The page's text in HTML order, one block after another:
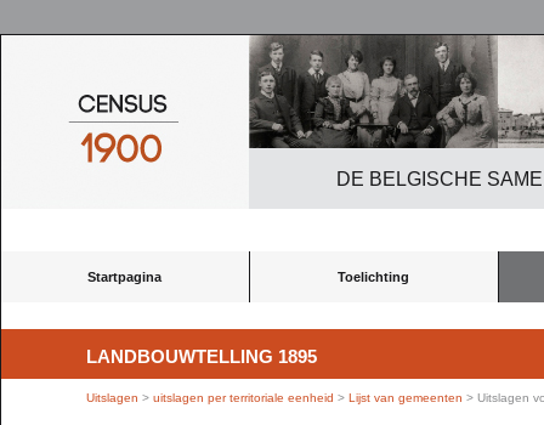
DE BELGISCHE
Startpagina Toelichting
LANDBOUWTELLING 1895
Uitslagen > uitslagen per territoriale eenheid > Lijst van gemeenten > Uitslagen